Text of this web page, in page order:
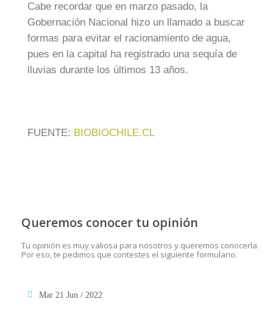
Cabe recordar que en marzo pasado, la
Gobernación Nacional hizo un llamado a buscar
formas para evitar el racionamiento de agua,
pues en la capital ha registrado una sequía de
lluvias durante los últimos 13 años.
FUENTE: BIOBIOCHILE.CL
Queremos conocer tu opinión
Tu opinión es muy valiosa para nosotros y queremos conocerla.
Por eso, te pedimos que contestes el siguiente formulario.
Mar 21 Jun / 2022